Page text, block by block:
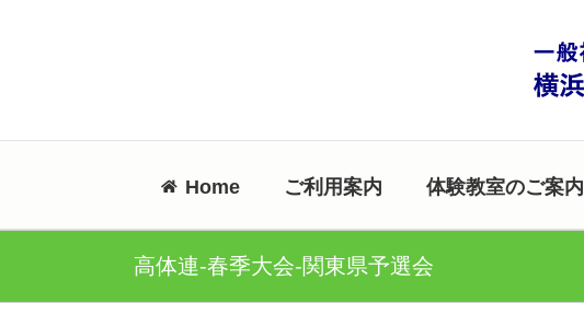
Home ご利用案内 体験教室のご案内
高体連-春季大会-関東県予選会